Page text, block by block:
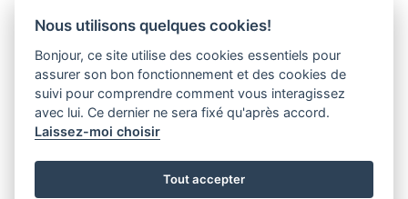
Media Kit
Kontakt
Datenschutz-Bestimmungen
Nous utilisons quelques cookies!
Bonjour, ce site utilise des cookies essentiels pour
assurer son bon fonctionnement et des cookies de
suivi pour comprendre comment vous interagissez
avec lui. Ce dernier ne sera fixé qu'après accord.
Laissez-moi choisir
Tout accepter